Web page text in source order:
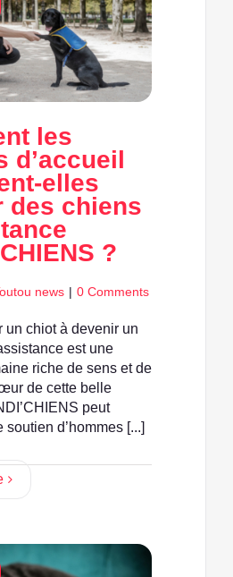
les
d’accueil
elles
des chiens
?
news | 0 Comments
un chiot à devenir un
est une
riche de sens et de
de cette belle
peut
soutien d’hommes [...]